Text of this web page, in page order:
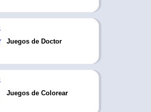
Juegos de Doctor
Juegos de Colorear